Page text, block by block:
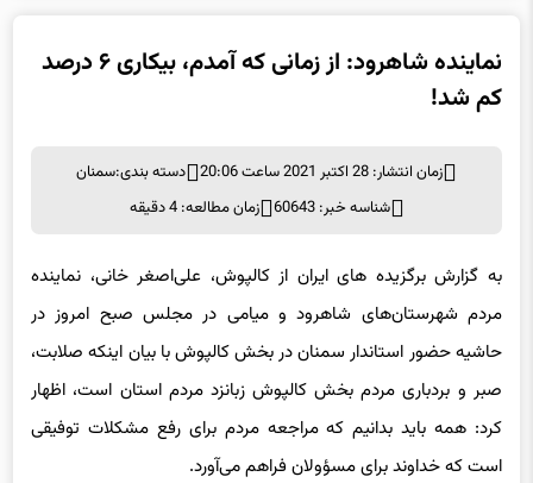
نماینده شاهرود: از زمانی که آمدم، بیکاری ۶ درصد
کم شد!
زمان انتشار: 28 اکتبر 2021 ساعت 20:06 دسته بندی:سمنان
شناسه خبر: 60643
زمان مطالعه: 4 دقیقه
به گزارش برگزیده های ایران از کالپوش، علی‌اصغر خانی، نماینده
مردم شهرستان‌های شاهرود و میامی در مجلس صبح امروز در
حاشیه حضور استاندار سمنان در بخش کالپوش با بیان اینکه صلابت،
صبر و بردباری مردم بخش کالپوش زبانزد مردم استان است، اظهار
کرد: همه باید بدانیم که مراجعه مردم برای رفع مشکلات توفیقی
است که خداوند برای مسؤولان فراهم می‌آورد.‌